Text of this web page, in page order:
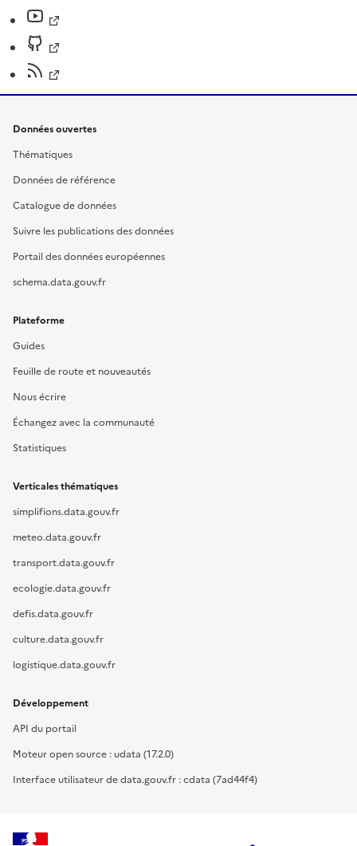
Données ouvertes
Thématiques
Données de référence
Catalogue de données
Suivre les publications des données
Portail des données européennes
schema.data.gouv.fr
Plateforme
Guides
Feuille de route et nouveautés
Nous écrire
Échangez avec la communauté
Statistiques
Verticales thématiques
simplifions.data.gouv.fr
meteo.data.gouv.fr
transport.data.gouv.fr
ecologie.data.gouv.fr
defis.data.gouv.fr
culture.data.gouv.fr
logistique.data.gouv.fr
Développement
API du portail
Moteur open source : udata (17.2.0)
Interface utilisateur de data.gouv.fr : cdata (7ad44f4)